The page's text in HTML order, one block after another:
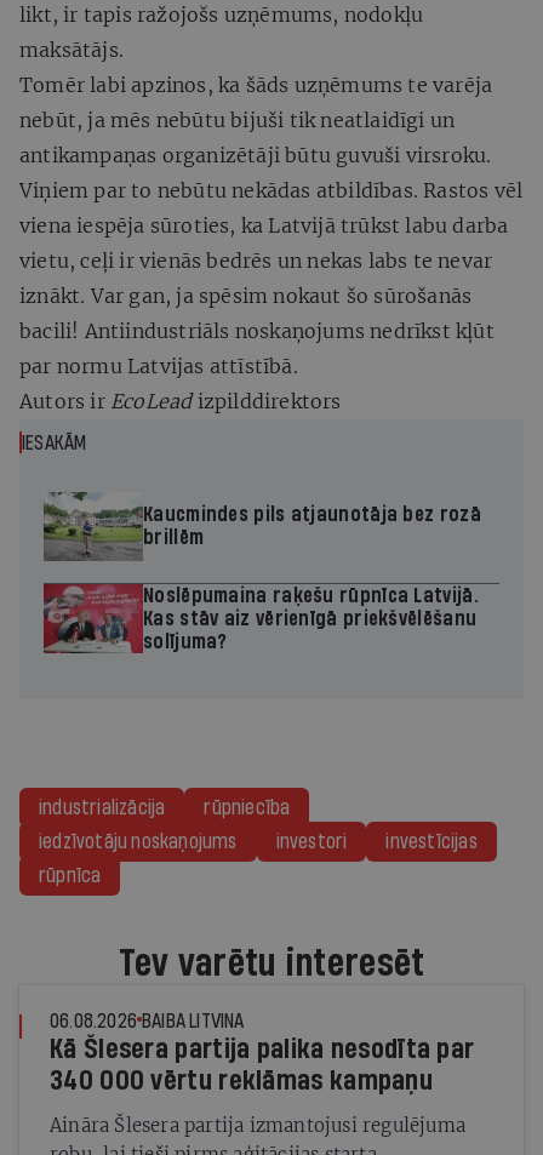
likt, ir tapis ražojošs uzņēmums, nodokļu
maksātājs.
Tomēr labi apzinos, ka šāds uzņēmums te varēja
nebūt, ja mēs nebūtu bijuši tik neatlaidīgi un
antikampaņas organizētāji būtu guvuši virsroku.
Viņiem par to nebūtu nekādas atbildības. Rastos vēl
viena iespēja sūroties, ka Latvijā trūkst labu darba
vietu, ceļi ir vienās bedrēs un nekas labs te nevar
iznākt. Var gan, ja spēsim nokaut šo sūrošanās
bacili! Antiindustriāls noskaņojums nedrīkst kļūt
par normu Latvijas attīstībā.
Autors ir EcoLead izpilddirektors
IESAKĀM
Kaucmindes pils atjaunotāja bez rozā
brillēm
Noslēpumaina raķešu rūpnīca Latvijā.
Kas stāv aiz vērienīgā priekšvēlēšanu
solījuma?
industrializācija
rūpniecība
iedzīvotāju noskaņojums
investori
investīcijas
rūpnīca
Tev varētu interesēt
06.08.2026 BAIBA LITVINA
Kā Šlesera partija palika nesodīta par
340 000 vērtu reklāmas kampaņu
Aināra Šlesera partija izmantojusi regulējuma